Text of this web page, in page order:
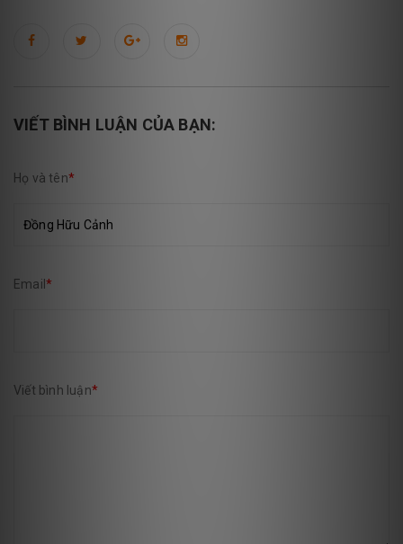
VIẾT BÌNH LUẬN CỦA BẠN:
Họ và tên*
Email *
Viết bình luận*